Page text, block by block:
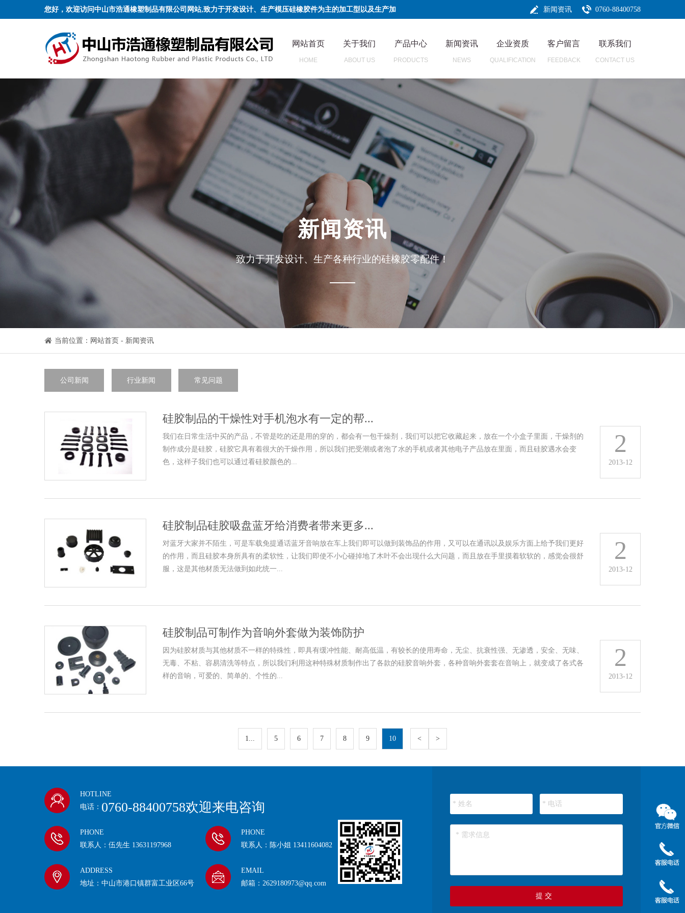
您好，欢迎访问中山市浩通橡塑制品有限公司网站,致力于开发设计、生产模压硅橡胶件为主的加工型以及生产加 0760-88400758
新闻资讯
网站首页
HOME
关于我们
ABOUT US
产品中心
PRODUCTS
新闻资讯
NEWS
企业资质
QUALIFICATION
客户留言
FEEDBACK
联系我们
CONTACT US
新闻资讯
致力于开发设计、生产各种行业的硅橡胶零配件！
当前位置： 网站首页 - 新闻资讯
公司新闻 行业新闻 常见问题
硅胶制品的干燥性对手机泡水有一定的帮...
我们在日常生活中买的产品，不管是吃的还是用的穿的，都会有一包干燥剂，我们可以把它收藏起来，放在一个小盒子里面，干燥剂的
制作成分是硅胶，硅胶它具有着很大的干燥作用，所以我们把受潮或者泡了水的手机或者其他电子产品放在里面，而且硅胶遇水会变
色，这样子我们也可以通过看硅胶颜色的...
2
2013-12
硅胶制品硅胶吸盘蓝牙给消费者带来更多...
对蓝牙大家并不陌生，可是车载免提通话蓝牙音响放在车上我们即可以做到装饰品的作用，又可以在通讯以及娱乐方面上给予我们更好
的作用，而且硅胶本身所具有的柔软性，让我们即使不小心碰掉地了木叶不会出现什么大问题，而且放在手里摸着软软的，感觉会很舒
服，这是其他材质无法做到如此统一...
2
2013-12
硅胶制品可制作为音响外套做为装饰防护
因为硅胶材质与其他材质不一样的特殊性，即具有缓冲性能、耐高低温，有较长的使用寿命，无尘、抗衰性强、无渗透，安全、无味、
无毒、不粘、容易清洗等特点，所以我们利用这种特殊材质制作出了各款的硅胶音响外套，各种音响外套套在音响上，就变成了各式各
样的音响，可爱的、简单的、个性的...
2
2013-12
1... 5 6 7 8 9 10 < >
HOTLINE
电话： 0760-88400758欢迎来电咨询
PHONE
联系人：伍先生 13631197968
PHONE
联系人：陈小姐 13411604082
ADDRESS
地址：中山市港口镇群富工业区66号
EMAIL
邮箱：2629180973@qq.com